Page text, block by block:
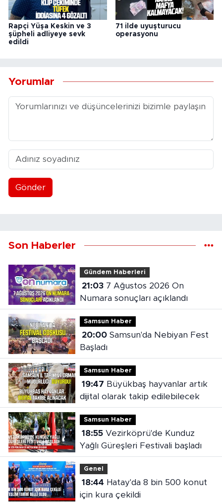
Rapçi Yüşa Keskin ve 3
şüpheli adliyeye sevk
edildi
71 ilde uyuşturucu
operasyonu
Yorumlar
Gönder
Son Haberler
Gündem Haberleri
21:037 Ağustos 2026 On
Numara sonuçları açıklandı
Samsun Haber
20:00Samsun'da Nebiyan Fest
Başladı
Samsun Haber
19:47
dijital olarak takip edilebilecek
Samsun Haber
18:55Vezirköprü'de Kunduz
Yağlı Güreşleri Festivali başladı
Genel
18:44
için kura çekildi